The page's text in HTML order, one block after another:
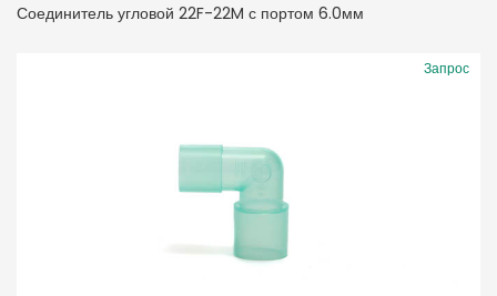
Соединитель угловой 22F-22M с портом 6.0мм
Запрос